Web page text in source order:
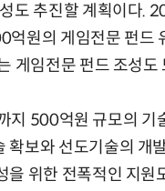
도 추진할 계획이다.
원의 게임전문 펀드
게임전문 펀드 조성도
지 500억원 규모의 기
보와 선도기술의 개
위한 전폭적인 지원